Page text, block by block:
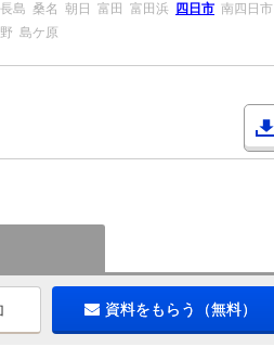
長島 桑名 朝日 富田 富田浜 四日市 南四日市
島ケ原
資料をもらう（無料）